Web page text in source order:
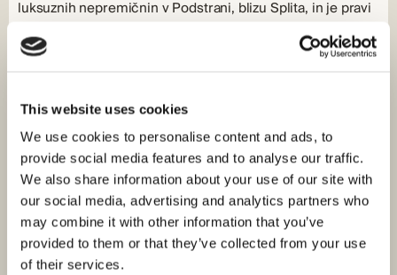
This website uses cookies
We use cookies to personalise content and ads, to
provide social media features and to analyse our traffic.
We also share information about your use of our site with
our social media, advertising and analytics partners who
may combine it with other information that you’ve
provided to them or that they’ve collected from your use
of their services.
luksuznih nepremičnin v Podstrani, blizu Splita, in je pravi